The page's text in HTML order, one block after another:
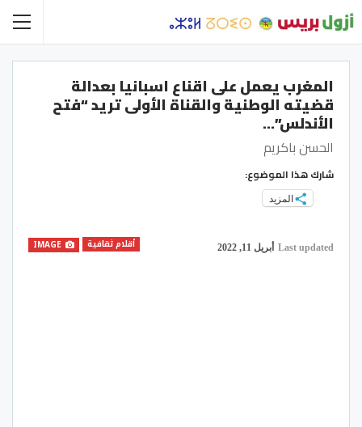
المغرب يعمل على اقناع اسبانيا بعدالة
قضيته الوطنية والقناة الأولى تريد “فتح
الأندلس”…
الحسن باكريم
شارك هذا الموضوع:
المزيد
أقلام ثقافية Last updated أبريل 11, 2022